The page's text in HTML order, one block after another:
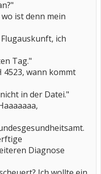
ist denn mein
ich
Tag."
4523, wann kommt
in der Datei."
Diagnose